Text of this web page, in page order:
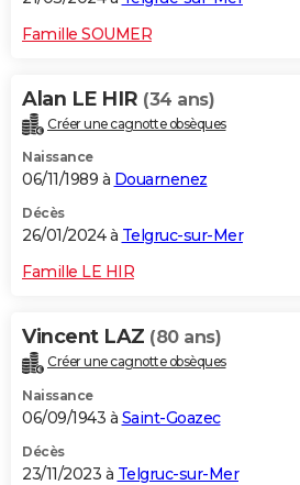
Famille SOUMER
Alan LE HIR (34 ans)
Créer une cagnotte obsèques
Naissance
06/11/1989 à Douarnenez
Décès
26/01/2024 à Telgruc-sur-Mer
Famille LE HIR
Vincent LAZ (80 ans)
Créer une cagnotte obsèques
Naissance
06/09/1943 à Saint-Goazec
Décès
23/11/2023 à Telgruc-sur-Mer